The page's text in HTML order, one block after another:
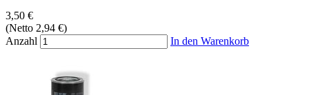
3,50 €
(Netto 2,94 €)
Anzahl
In den Warenkorb